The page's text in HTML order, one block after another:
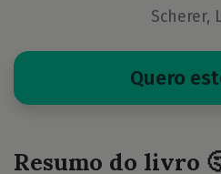
Scherer,
Quero
Resumo do livro